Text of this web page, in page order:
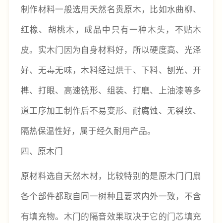
制作材料一般选用天然名贵原木，比如水曲柳、
红橡、胡桃木，成品中只有一种木头，不贴木
皮。实木门因为自身材料好，所以硬度高、光泽
好、无毒无味，木料经过烘干、下料、刨光、开
榫、打眼、高速铣形、组装、打磨、上油漆等多
道工序加工制作后不易变形、耐腐蚀、无裂纹、
隔热保温性好，属于经久耐用产品。
四、原木门
原材料选自天然木材，比较特别的是原木门门扇
各个部件都取自同一树种且要求内外一致，不含
有填充物。木门的隔音效果取决于它的门芯填充